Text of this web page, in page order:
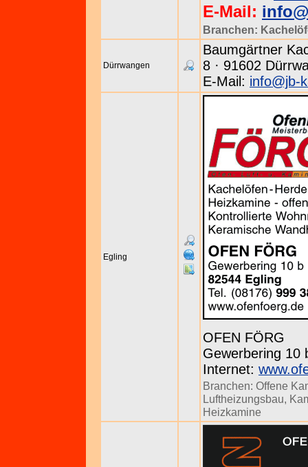
E-Mail:
Branchen:
Dürrwangen
Baumgärtner
8 · 91602
E-Mail: info@jb-
Egling
OFEN FÖRG
Gewerbering 10
Internet:
Branchen: Offene
Luftheizungsbau,
Heizkamine